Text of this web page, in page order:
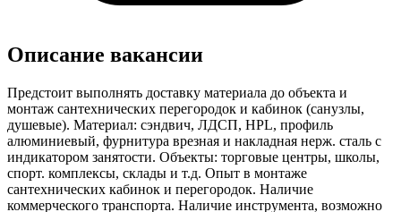
Описание вакансии
Предстоит выполнять доставку материала до объекта и
монтаж сантехнических перегородок и кабинок (санузлы,
душевые). Материал: сэндвич, ЛДСП, HPL, профиль
алюминиевый, фурнитура врезная и накладная нерж. сталь с
индикатором занятости. Объекты: торговые центры, школы,
спорт. комплексы, склады и т.д. Опыт в монтаже
сантехнических кабинок и перегородок. Наличие
коммерческого транспорта. Наличие инструмента, возможно